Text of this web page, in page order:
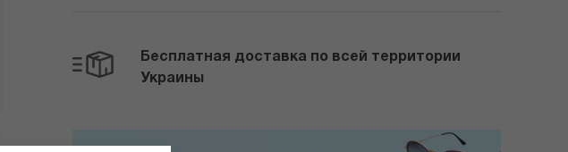
Бесплатная доставка по всей территории
Украины